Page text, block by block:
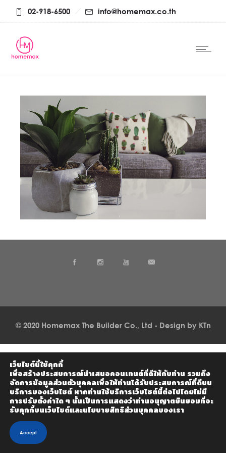
02-918-6500 info@homemax.co.th
© 2020 Homemax The Builder Co., Ltd - Design by KTn
เว็บไซต์นี้ใช้คุกกี้
เพื่อสร้างประสบการณ์นำเสนอคอนเทนต์ที่ดีให้กับท่าน รวมถึง
จัดการข้อมูลส่วนตัวบุคคลเพื่อให้ท่านได้รับประสบการณ์ที่ดีบน
บริการของเว็บไซต์ หากท่านใช้บริการเว็บไซต์นี้ต่อไปโดยไม่มี
การปรับตั้งค่าใด ๆ นั้นเป็นการแสดงว่าท่านอนุญาตยินยอมที่จะ
รับคุกกี้บนเว็บไซต์และนโยบายสิทธิส่วนบุคคลของเรา
Accept